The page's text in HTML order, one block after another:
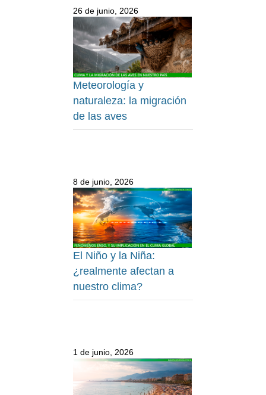
26 de junio, 2026
Meteorología y
naturaleza: la migración
de las aves
8 de junio, 2026
El Niño y la Niña:
¿realmente afectan a
nuestro clima?
1 de junio, 2026